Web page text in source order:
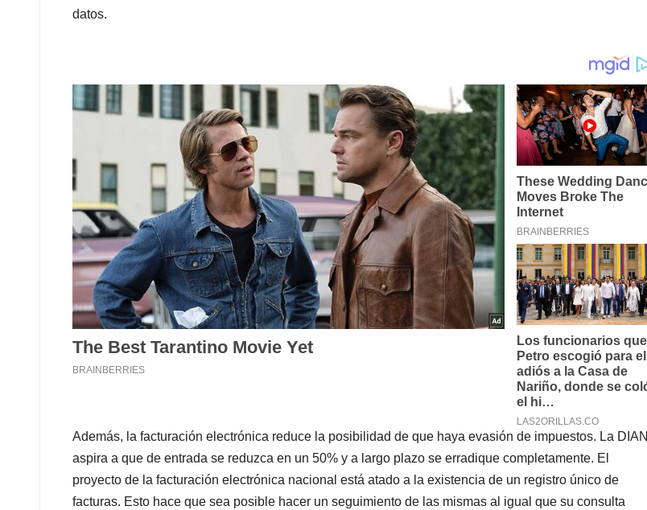
datos.
Además, la facturación electrónica reduce la posibilidad de que haya evasión de impuestos. La DIAN
aspira a que de entrada se reduzca en un 50% y a largo plazo se erradique completamente. El
proyecto de la facturación electrónica nacional está atado a la existencia de un registro único de
facturas. Esto hace que sea posible hacer un seguimiento de las mismas al igual que su consulta